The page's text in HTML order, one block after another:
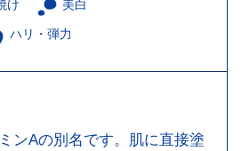
け 美白
ハリ・弾力
ンAの別名です。肌に直接塗